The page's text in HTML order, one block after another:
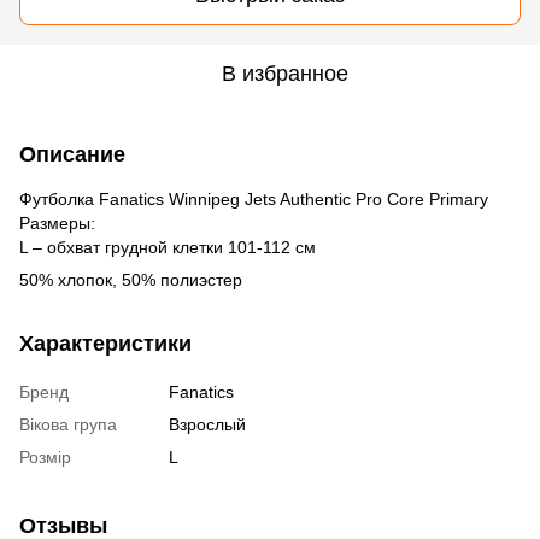
В избранное
Описание
Футболка Fanatics Winnipeg Jets Authentic Pro Core Primary
Размеры:
L – обхват грудной клетки 101-112 см
50% хлопок, 50% полиэстер
Характеристики
Бренд
Fanatics
Вікова група
Взрослый
Розмір
L
Отзывы